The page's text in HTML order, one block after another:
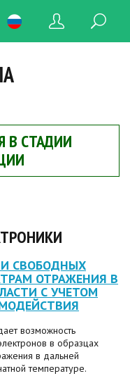
В СТАДИИ
СВОБОДНЫХ
ОТРАЖЕНИЯ В
С УЧЕТОМ
возможность
в образцах
в дальней
температуре.